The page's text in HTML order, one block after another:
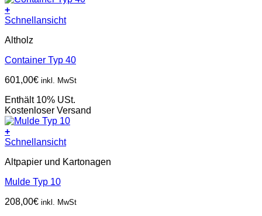
+
Schnellansicht
Altholz
Container Typ 40
601,00€ inkl. MwSt
Enthält 10% USt.
Kostenloser Versand
+
Schnellansicht
Altpapier und Kartonagen
Mulde Typ 10
208,00€ inkl. MwSt